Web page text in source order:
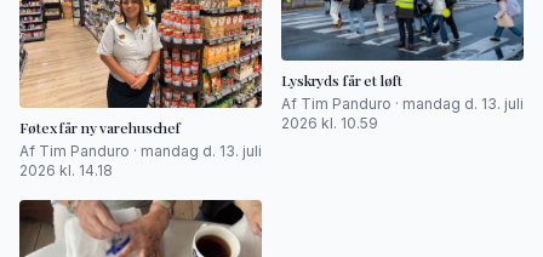
Føtex får ny varehuschef
Af Tim Panduro · mandag d. 13. juli
2026 kl. 14.18
Lyskryds får et løft
Af Tim Panduro · mandag d. 13. juli
2026 kl. 10.59